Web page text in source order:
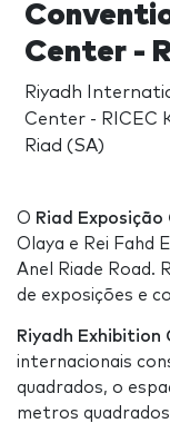
Center -
Riyadh
Center - RICEC
Riad (SA)
O Riad Exposição
Olaya e Rei Fahd
Anel Riade Road.
de exposições e
Riyadh Exhibition
internacionais
quadrados, o
metros